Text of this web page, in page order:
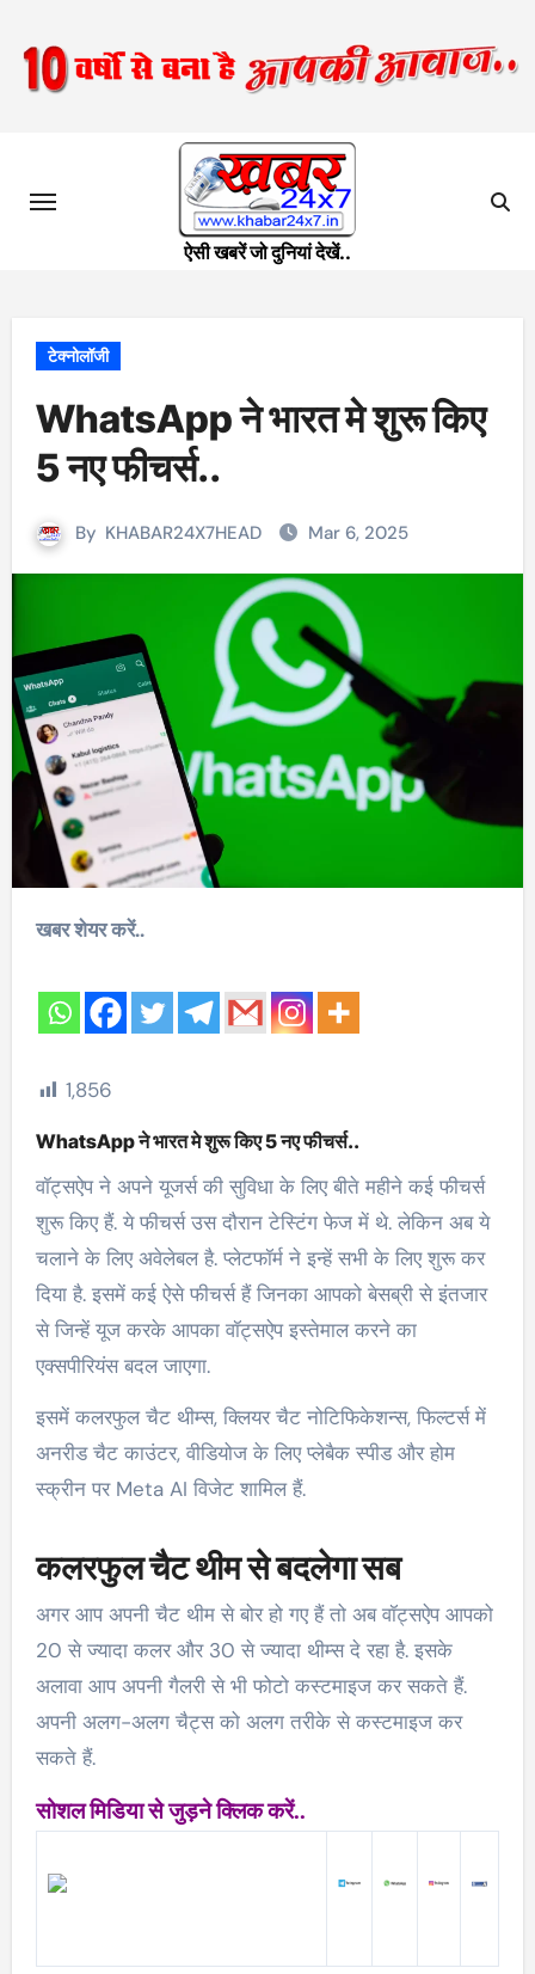
content
ऐसी खबरें जो दुनियां देखें..
टेक्नोलॉजी
WhatsApp ने भारत मे शुरू किए
5 नए फीचर्स..
By KHABAR24X7HEAD Mar 6, 2025
खबर शेयर करें..
1,856
WhatsApp ने भारत मे शुरू किए 5 नए फीचर्स..
वॉट्सऐप ने अपने यूजर्स की सुविधा के लिए बीते महीने कई फीचर्स
शुरू किए हैं. ये फीचर्स उस दौरान टेस्टिंग फेज में थे. लेकिन अब ये
चलाने के लिए अवेलेबल है. प्लेटफॉर्म ने इन्हें सभी के लिए शुरू कर
दिया है. इसमें कई ऐसे फीचर्स हैं जिनका आपको बेसब्री से इंतजार
से जिन्हें यूज करके आपका वॉट्सऐप इस्तेमाल करने का
एक्सपीरियंस बदल जाएगा.
इसमें कलरफुल चैट थीम्स, क्लियर चैट नोटिफिकेशन्स, फिल्टर्स में
अनरीड चैट काउंटर, वीडियोज के लिए प्लेबैक स्पीड और होम
स्क्रीन पर Meta AI विजेट शामिल हैं.
कलरफुल चैट थीम से बदलेगा सब
अगर आप अपनी चैट थीम से बोर हो गए हैं तो अब वॉट्सऐप आपको
20 से ज्यादा कलर और 30 से ज्यादा थीम्स दे रहा है. इसके
अलावा आप अपनी गैलरी से भी फोटो कस्टमाइज कर सकते हैं.
अपनी अलग-अलग चैट्स को अलग तरीके से कस्टमाइज कर
सकते हैं.
सोशल मिडिया से जुड़ने क्लिक करें..